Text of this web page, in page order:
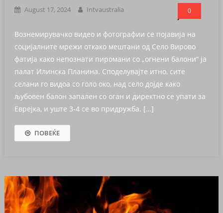
August 17, 2024 Intvaustralia 0
Вознемирувачко видео и фотографии се појавија на
социјалните мрежи откако мештани од Село Вирово
фатија како непознати пиромани со „огнени балони“ ја
палат Илинска Планина. Споделувајте итно, сите
селани го видоа со голо око, над село дојде како
љубовен балон запален со оган и директно се упати за
Еврејка, и уште 3-4 се во придружба. […]
ПОВЕЌЕ